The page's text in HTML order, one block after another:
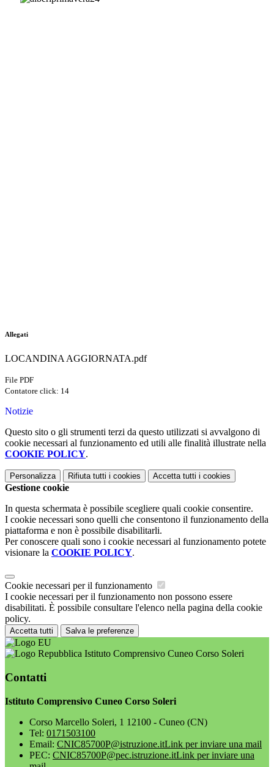
Allegati
LOCANDINA AGGIORNATA.pdf
File PDF
Contatore click: 14
Notizie
Questo sito o gli strumenti terzi da questo utilizzati si avvalgono di
cookie necessari al funzionamento ed utili alle finalità illustrate nella
COOKIE POLICY.
Personalizza Rifiuta tutti i cookies Accetta tutti i cookies
Gestione cookie
In questa schermata è possibile scegliere quali cookie consentire.
I cookie necessari sono quelli che consentono il funzionamento della
piattaforma e non è possibile disabilitarli.
Per conoscere quali sono i cookie necessari al funzionamento potete
visionare la COOKIE POLICY.
Cookie necessari per il funzionamento
I cookie necessari per il funzionamento non possono essere
disabilitati. È possibile consultare l'elenco nella pagina della cookie
policy.
Accetta tutti Salva le preferenze
Istituto Comprensivo Cuneo Corso Soleri
Contatti
Istituto Comprensivo Cuneo Corso Soleri
Corso Marcello Soleri, 1 12100 - Cuneo (CN)
Tel: 0171503100
Email: CNIC85700P@istruzione.itLink per inviare una mail
PEC: CNIC85700P@pec.istruzione.itLink per inviare una